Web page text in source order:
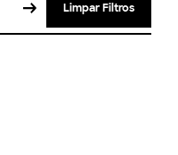
Limpar Filtros